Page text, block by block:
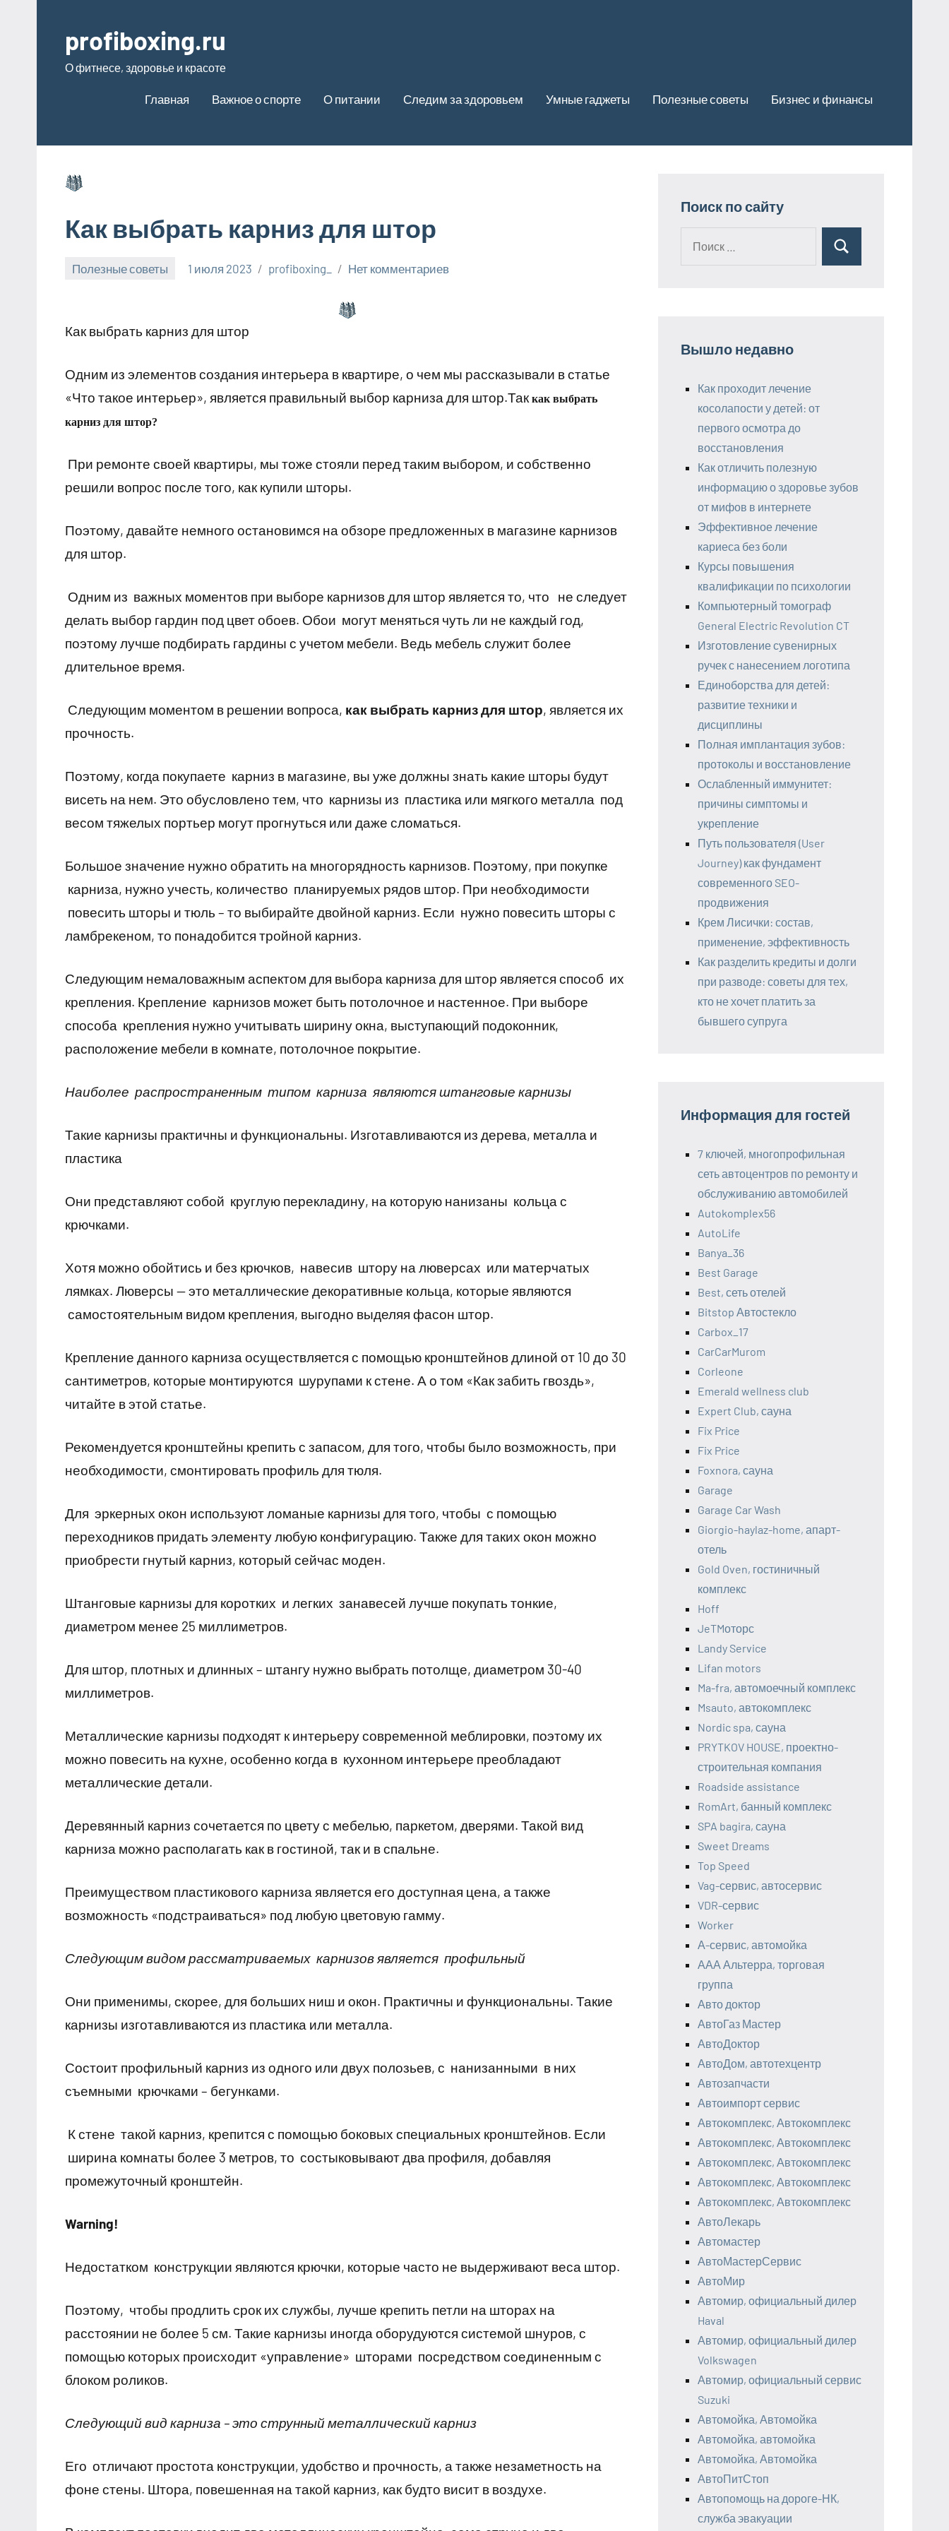
содержимому
profiboxing.ru
О фитнесе, здоровье и красоте
Главная Важное о спорте О питании Следим за здоровьем Умные гаджеты Полезные советы Бизнес и финансы
Как выбрать карниз для штор
Полезные советы 1 июля 2023 profiboxing_ Нет комментариев
Как выбрать карниз для штор
Одним из элементов создания интерьера в квартире, о чем мы рассказывали в статье
«Что такое интерьер», является правильный выбор карниза для штор.Так как выбрать
карниз для штор?
При ремонте своей квартиры, мы тоже стояли перед таким выбором, и собственно
решили вопрос после того, как купили шторы.
Поэтому, давайте немного остановимся на обзоре предложенных в магазине карнизов
для штор.
Одним из важных моментов при выборе карнизов для штор является то, что не следует
делать выбор гардин под цвет обоев. Обои могут меняться чуть ли не каждый год,
поэтому лучше подбирать гардины с учетом мебели. Ведь мебель служит более
длительное время.
Следующим моментом в решении вопроса, как выбрать карниз для штор, является их
прочность.
Поэтому, когда покупаете карниз в магазине, вы уже должны знать какие шторы будут
висеть на нем. Это обусловлено тем, что карнизы из пластика или мягкого металла под
весом тяжелых портьер могут прогнуться или даже сломаться.
Большое значение нужно обратить на многорядность карнизов. Поэтому, при покупке
карниза, нужно учесть, количество планируемых рядов штор. При необходимости
повесить шторы и тюль – то выбирайте двойной карниз. Если нужно повесить шторы с
ламбрекеном, то понадобится тройной карниз.
Следующим немаловажным аспектом для выбора карниза для штор является способ их
крепления. Крепление карнизов может быть потолочное и настенное. При выборе
способа крепления нужно учитывать ширину окна, выступающий подоконник,
расположение мебели в комнате, потолочное покрытие.
Наиболее распространенным типом карниза являются штанговые карнизы
Такие карнизы практичны и функциональны. Изготавливаются из дерева, металла и
пластика
Они представляют собой круглую перекладину, на которую нанизаны кольца с
крючками.
Хотя можно обойтись и без крючков, навесив штору на люверсах или матерчатых
лямках. Люверсы — это металлические декоративные кольца, которые являются
самостоятельным видом крепления, выгодно выделяя фасон штор.
Крепление данного карниза осуществляется с помощью кронштейнов длиной от 10 до 30
сантиметров, которые монтируются шурупами к стене. А о том «Как забить гвоздь»,
читайте в этой статье.
Рекомендуется кронштейны крепить с запасом, для того, чтобы было возможность, при
необходимости, смонтировать профиль для тюля.
Для эркерных окон используют ломаные карнизы для того, чтобы с помощью
переходников придать элементу любую конфигурацию. Также для таких окон можно
приобрести гнутый карниз, который сейчас моден.
Штанговые карнизы для коротких и легких занавесей лучше покупать тонкие,
диаметром менее 25 миллиметров.
Для штор, плотных и длинных – штангу нужно выбрать потолще, диаметром 30-40
миллиметров.
Металлические карнизы подходят к интерьеру современной меблировки, поэтому их
можно повесить на кухне, особенно когда в кухонном интерьере преобладают
металлические детали.
Деревянный карниз сочетается по цвету с мебелью, паркетом, дверями. Такой вид
карниза можно располагать как в гостиной, так и в спальне.
Преимуществом пластикового карниза является его доступная цена, а также
возможность «подстраиваться» под любую цветовую гамму.
Следующим видом рассматриваемых карнизов является профильный
Они применимы, скорее, для больших ниш и окон. Практичны и функциональны. Такие
карнизы изготавливаются из пластика или металла.
Состоит профильный карниз из одного или двух полозьев, с нанизанными в них
съемными крючками – бегунками.
К стене такой карниз, крепится с помощью боковых специальных кронштейнов. Если
ширина комнаты более 3 метров, то состыковывают два профиля, добавляя
промежуточный кронштейн.
Warning!
Недостатком конструкции являются крючки, которые часто не выдерживают веса штор.
Поэтому, чтобы продлить срок их службы, лучше крепить петли на шторах на
расстоянии не более 5 см. Такие карнизы иногда оборудуются системой шнуров, с
помощью которых происходит «управление» шторами посредством соединенным с
блоком роликов.
Следующий вид карниза – это струнный металлический карниз
Его отличают простота конструкции, удобство и прочность, а также незаметность на
фоне стены. Штора, повешенная на такой карниз, как будто висит в воздухе.
Поиск по сайту
Поиск
Вышло недавно
Как проходит лечение
косолапости у детей: от
первого осмотра до
восстановления
Как отличить полезную
информацию о здоровье зубов
от мифов в интернете
Эффективное лечение
кариеса без боли
Курсы повышения
квалификации по психологии
Компьютерный томограф
General Electric Revolution CT
Изготовление сувенирных
ручек с нанесением логотипа
Единоборства для детей:
развитие техники и
дисциплины
Полная имплантация зубов:
протоколы и восстановление
Ослабленный иммунитет:
причины симптомы и
укрепление
Путь пользователя (User
Journey) как фундамент
современного SEO-
продвижения
Крем Лисички: состав,
применение, эффективность
Как разделить кредиты и долги
при разводе: советы для тех,
кто не хочет платить за
бывшего супруга
Информация для гостей
7 ключей, многопрофильная
сеть автоцентров по ремонту и
обслуживанию автомобилей
Autokomplex56
AutoLife
Banya_36
Best Garage
Best, сеть отелей
Bitstop Автостекло
Carbox_17
CarCarMurom
Corleone
Emerald wellness club
Expert Club, сауна
Fix Price
Fix Price
Foxnora, сауна
Garage
Garage Car Wash
Giorgio-haylaz-home, апарт-
отель
Gold Oven, гостиничный
комплекс
Hoff
JeTMоторс
Landy Service
Lifan motors
Ma-fra, автомоечный комплекс
Msauto, автокомплекс
Nordic spa, сауна
PRYTKOV HOUSE, проектно-
строительная компания
Roadside assistance
RomArt, банный комплекс
SPA bagira, сауна
Sweet Dreams
Top Speed
Vag-сервис, автосервис
VDR-сервис
Worker
А-сервис, автомойка
ААА Альтерра, торговая
группа
Авто доктор
АвтоГаз Мастер
АвтоДоктор
АвтоДом, автотехцентр
Автозапчасти
Автоимпорт сервис
Автокомплекс, Автокомплекс
Автокомплекс, Автокомплекс
Автокомплекс, Автокомплекс
Автокомплекс, Автокомплекс
Автокомплекс, Автокомплекс
АвтоЛекарь
Автомастер
АвтоМастерСервис
АвтоМир
Автомир, официальный дилер
Haval
Автомир, официальный дилер
Volkswagen
Автомир, официальный сервис
Suzuki
Автомойка, Автомойка
Автомойка, автомойка
Автомойка, Автомойка
АвтоПитСтоп
Автопомощь на дороге-НК,
служба эвакуации